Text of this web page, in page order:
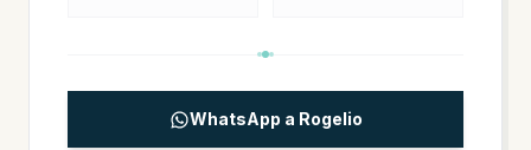
WhatsApp a Rogelio